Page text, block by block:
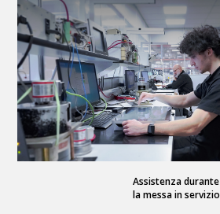
Assistenza durante
la messa in servizio